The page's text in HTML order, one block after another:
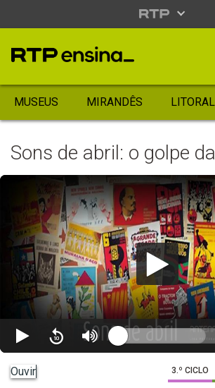
MUSEUS MIRANDÊS LITORAL
Sons de abril: o golpe
Ouvir 3.º CICLO